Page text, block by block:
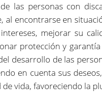
las personas con
al encontrarse en
mejorar su
protección y
desarrollo de las
en cuenta sus
vida, favoreciendo la